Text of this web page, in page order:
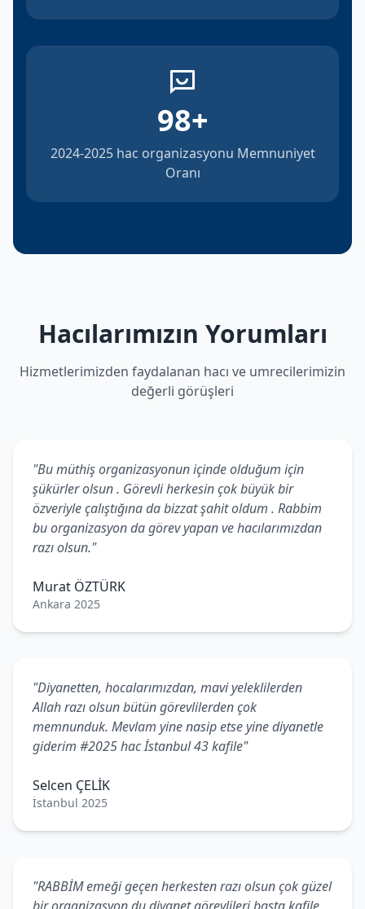
98+
2024-2025 hac organizasyonu Memnuniyet
Oranı
Hacılarımızın Yorumları
Hizmetlerimizden faydalanan hacı ve umrecilerimizin
değerli görüşleri
"Bu müthiş organizasyonun içinde olduğum için
şükürler olsun . Görevli herkesin çok büyük bir
özveriyle çalıştığına da bizzat şahit oldum . Rabbim
bu organizasyon da görev yapan ve hacılarımızdan
razı olsun."
Murat ÖZTÜRK
Ankara 2025
"Diyanetten, hocalarımızdan, mavi yeleklilerden
Allah razı olsun bütün görevlilerden çok
memnunduk. Mevlam yine nasip etse yine diyanetle
giderim #2025 hac İstanbul 43 kafile"
Selcen ÇELİK
İstanbul 2025
"RABBİM emeği geçen herkesten razı olsun çok güzel